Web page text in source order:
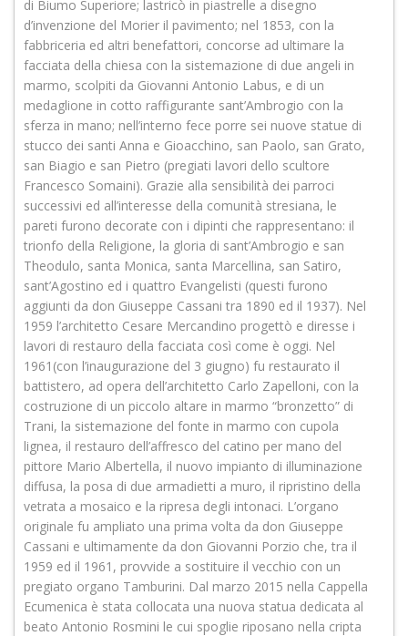
di Biumo Superiore; lastricò in piastrelle a disegno
d’invenzione del Morier il pavimento; nel 1853, con la
fabbriceria ed altri benefattori, concorse ad ultimare la
facciata della chiesa con la sistemazione di due angeli in
marmo, scolpiti da Giovanni Antonio Labus, e di un
medaglione in cotto raffigurante sant’Ambrogio con la
sferza in mano; nell’interno fece porre sei nuove statue di
stucco dei santi Anna e Gioacchino, san Paolo, san Grato,
san Biagio e san Pietro (pregiati lavori dello scultore
Francesco Somaini). Grazie alla sensibilità dei parroci
successivi ed all’interesse della comunità stresiana, le
pareti furono decorate con i dipinti che rappresentano: il
trionfo della Religione, la gloria di sant’Ambrogio e san
Theodulo, santa Monica, santa Marcellina, san Satiro,
sant’Agostino ed i quattro Evangelisti (questi furono
aggiunti da don Giuseppe Cassani tra 1890 ed il 1937). Nel
1959 l’architetto Cesare Mercandino progettò e diresse i
lavori di restauro della facciata così come è oggi. Nel
1961(con l’inaugurazione del 3 giugno) fu restaurato il
battistero, ad opera dell’architetto Carlo Zapelloni, con la
costruzione di un piccolo altare in marmo “bronzetto” di
Trani, la sistemazione del fonte in marmo con cupola
lignea, il restauro dell’affresco del catino per mano del
pittore Mario Albertella, il nuovo impianto di illuminazione
diffusa, la posa di due armadietti a muro, il ripristino della
vetrata a mosaico e la ripresa degli intonaci. L’organo
originale fu ampliato una prima volta da don Giuseppe
Cassani e ultimamente da don Giovanni Porzio che, tra il
1959 ed il 1961, provvide a sostituire il vecchio con un
pregiato organo Tamburini. Dal marzo 2015 nella Cappella
Ecumenica è stata collocata una nuova statua dedicata al
beato Antonio Rosmini le cui spoglie riposano nella cripta